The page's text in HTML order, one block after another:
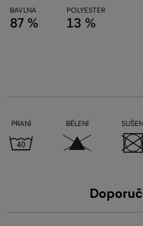
BAVLNA
87 %
POLYESTER
13 %
PRANÍ BĚLENÍ